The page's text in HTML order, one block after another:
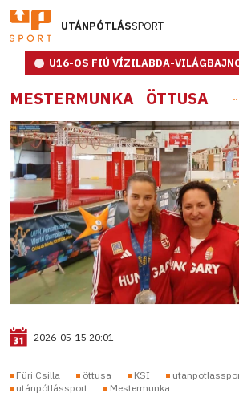
UTÁNPÓTLÁSSPORT
U16-OS FIÚ VÍZILABDA-
MESTERMUNKA ÖTTUSA
2026-05-15 20:01
Füri Csilla öttusa KSI
utánpótlássport
Mestermunka